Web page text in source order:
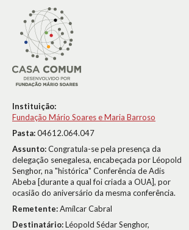
Instituição:
Fundação Mário Soares e Maria Barroso
Pasta:04612.064.047
Assunto:Congratula-se pela presença da
delegação senegalesa, encabeçada por Léopold
Senghor, na "histórica" Conferência de Adis
Abeba [durante a qual foi criada a OUA], por
ocasião do aniversário da mesma conferência.
Remetente:Amílcar Cabral
Destinatário:Léopold Sédar Senghor,